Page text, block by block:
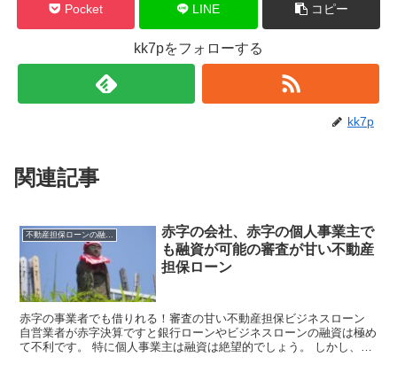
Pocket LINE コピー
kk7pをフォローする
kk7p
関連記事
不動産担保ローンの融資情報
赤字の会社、赤字の個人事業主で
も融資が可能の審査が甘い不動産
担保ローン
赤字の事業者でも借りれる！審査の甘い不動産担保ビジネスローン
自営業者が赤字決算ですと銀行ローンやビジネスローンの融資は極め
て不利です。 特に個人事業主は融資は絶望的でしょう。 しかし、不